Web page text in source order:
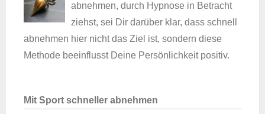
abnehmen, durch Hypnose in Betracht
ziehst, sei Dir darüber klar, dass schnell
abnehmen hier nicht das Ziel ist, sondern diese
Methode beeinflusst Deine Persönlichkeit positiv.
Mit Sport schneller abnehmen